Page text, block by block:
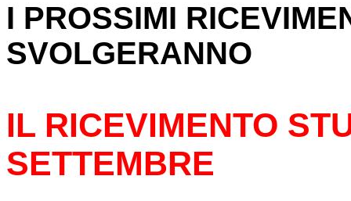
I PROSSIMI
SVOLGERANNO
IL RICEVIMENTO
SETTEMBRE